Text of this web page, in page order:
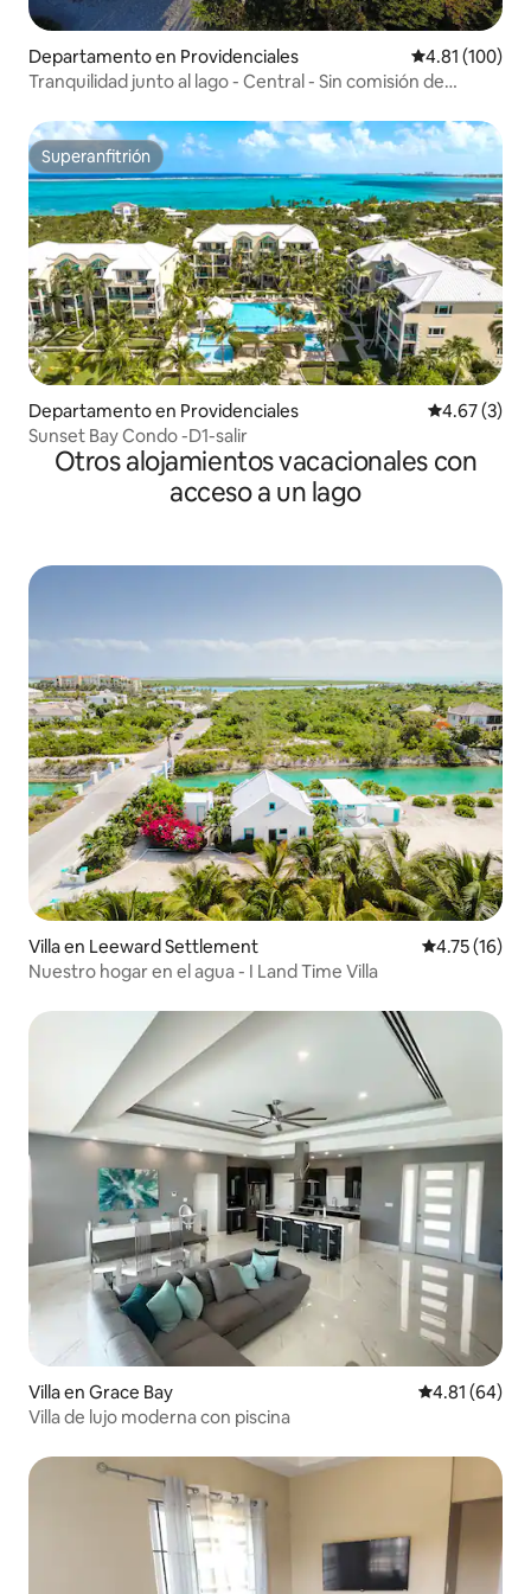
Departamento en Providenciales Calificación
4.81 (100)
Tranquilidad junto al lago - Central - Sin comisión de
Superanfitrión
Superanfitrión
Departamento en Providenciales Calificación
4.67 (3)
Sunset Bay Condo -D1-salir
Otros alojamientos vacacionales con
acceso a un lago
Villa en Leeward Settlement Calificación
4.75 (16)
Nuestro hogar en el agua - I Land Time Villa
Villa en Grace Bay Calificación
4.81 (64)
Villa de lujo moderna con piscina